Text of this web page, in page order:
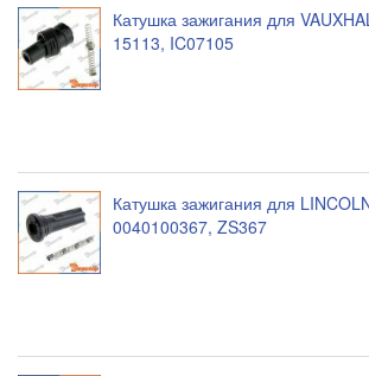
Катушка зажигания для
15113, IC07105
Катушка зажигания для
0040100367, ZS367